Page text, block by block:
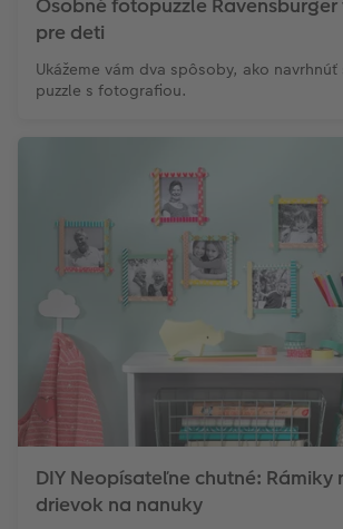
Osobné fotopuzzle
pre deti
Ukážeme vám dva spôsoby, ako
puzzle s fotografiou.
DIY Neopísateľne chutné: Rámiky
drievok na nanuky